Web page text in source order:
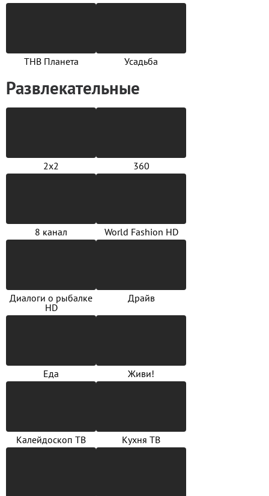
ТНВ Планета Усадьба
Развлекательные
2х2 360
8 канал World Fashion HD
Диалоги о рыбалке
HD
Драйв
Еда Живи!
Калейдоскоп ТВ Кухня ТВ